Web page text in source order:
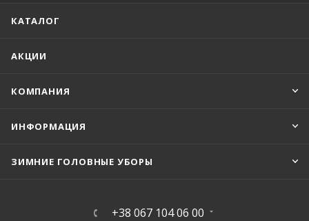
КАТАЛОГ
АКЦИИ
КОМПАНИЯ
ИНФОРМАЦИЯ
ЗИМНИЕ ГОЛОВНЫЕ УБОРЫ
+38 067 104 06 00